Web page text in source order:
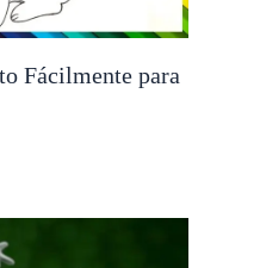
Fácilmente para